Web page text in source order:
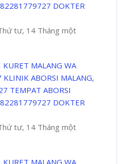
DOKTER
tư, 14 Tháng một
MALANG WA
ABORSI MALANG,
TEMPAT ABORSI
DOKTER
tư, 14 Tháng một
MALANG WA